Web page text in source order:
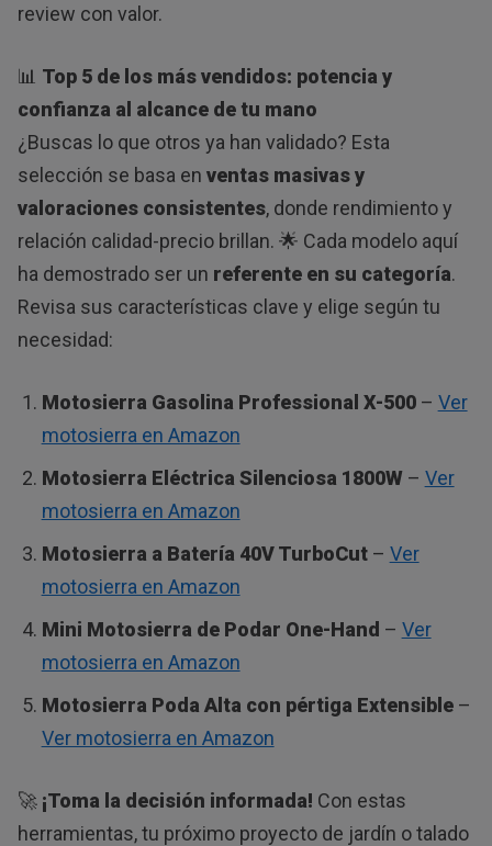
review con valor.
📊 Top 5 de los más vendidos: potencia y
confianza al alcance de tu mano
¿Buscas lo que otros ya han validado? Esta
selección se basa en ventas masivas y
valoraciones consistentes, donde rendimiento y
relación calidad-precio brillan. 🌟 Cada modelo aquí
ha demostrado ser un referente en su categoría.
Revisa sus características clave y elige según tu
necesidad:
Motosierra Gasolina Professional X-500– Ver
motosierra en Amazon
Motosierra Eléctrica Silenciosa 1800W– Ver
motosierra en Amazon
Motosierra a Batería 40V TurboCut– Ver
motosierra en Amazon
Mini Motosierra de Podar One-Hand – Ver
motosierra en Amazon
Motosierra Poda Alta con pértiga Extensible–
Ver motosierra en Amazon
🚀 ¡Toma la decisión informada! Con estas
herramientas, tu próximo proyecto de jardín o talado